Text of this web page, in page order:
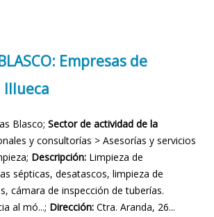
Empresas de
Illueca
Blasco; Sector de actividad de la
y consultorías > Asesorías y servicios
Descripción: Limpieza de
sépticas, desatascos, limpieza de
cámara de inspección de tuberías.
al mó...; Dirección: Ctra. Aranda, 26...